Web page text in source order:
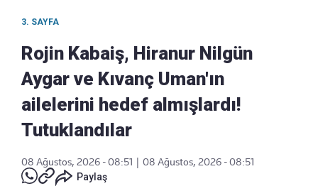
3. SAYFA
Rojin Kabaiş, Hiranur Nilgün
Aygar ve Kıvanç Uman'ın
ailelerini hedef almışlardı!
Tutuklandılar
08 Ağustos, 2026 - 08:51
08 Ağustos, 2026 - 08:51
Paylaş